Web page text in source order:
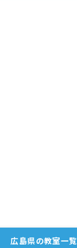
広島県の教室一覧